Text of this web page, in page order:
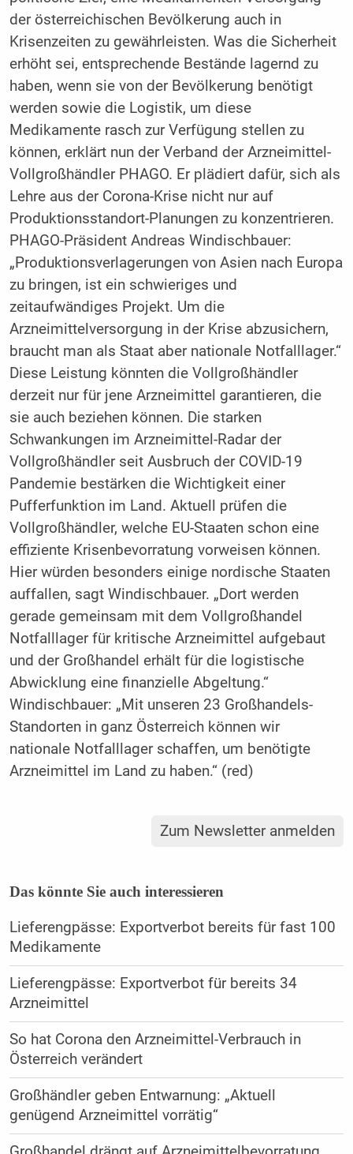
der österreichischen Bevölkerung auch in
Krisenzeiten zu gewährleisten. Was die Sicherheit
erhöht sei, entsprechende Bestände lagernd zu
haben, wenn sie von der Bevölkerung benötigt
werden sowie die Logistik, um diese
Medikamente rasch zur Verfügung stellen zu
können, erklärt nun der Verband der Arzneimittel-
Vollgroßhändler PHAGO. Er plädiert dafür, sich als
Lehre aus der Corona-Krise nicht nur auf
Produktionsstandort-Planungen zu konzentrieren.
PHAGO-Präsident Andreas Windischbauer:
„Produktionsverlagerungen von Asien nach Europa
zu bringen, ist ein schwieriges und
zeitaufwändiges Projekt. Um die
Arzneimittelversorgung in der Krise abzusichern,
braucht man als Staat aber nationale Notfalllager.“
Diese Leistung könnten die Vollgroßhändler
derzeit nur für jene Arzneimittel garantieren, die
sie auch beziehen können. Die starken
Schwankungen im Arzneimittel-Radar der
Vollgroßhändler seit Ausbruch der COVID-19
Pandemie bestärken die Wichtigkeit einer
Pufferfunktion im Land. Aktuell prüfen die
Vollgroßhändler, welche EU-Staaten schon eine
effiziente Krisenbevorratung vorweisen können.
Hier würden besonders einige nordische Staaten
auffallen, sagt Windischbauer. „Dort werden
gerade gemeinsam mit dem Vollgroßhandel
Notfalllager für kritische Arzneimittel aufgebaut
und der Großhandel erhält für die logistische
Abwicklung eine finanzielle Abgeltung.“
Windischbauer: „Mit unseren 23 Großhandels-
Standorten in ganz Österreich können wir
nationale Notfalllager schaffen, um benötigte
Arzneimittel im Land zu haben.“ (red)
Zum Newsletter anmelden
Das könnte Sie auch interessieren
Lieferengpässe: Exportverbot bereits für fast 100
Medikamente
Lieferengpässe: Exportverbot für bereits 34
Arzneimittel
So hat Corona den Arzneimittel-Verbrauch in
Österreich verändert
Großhändler geben Entwarnung: „Aktuell
genügend Arzneimittel vorrätig“